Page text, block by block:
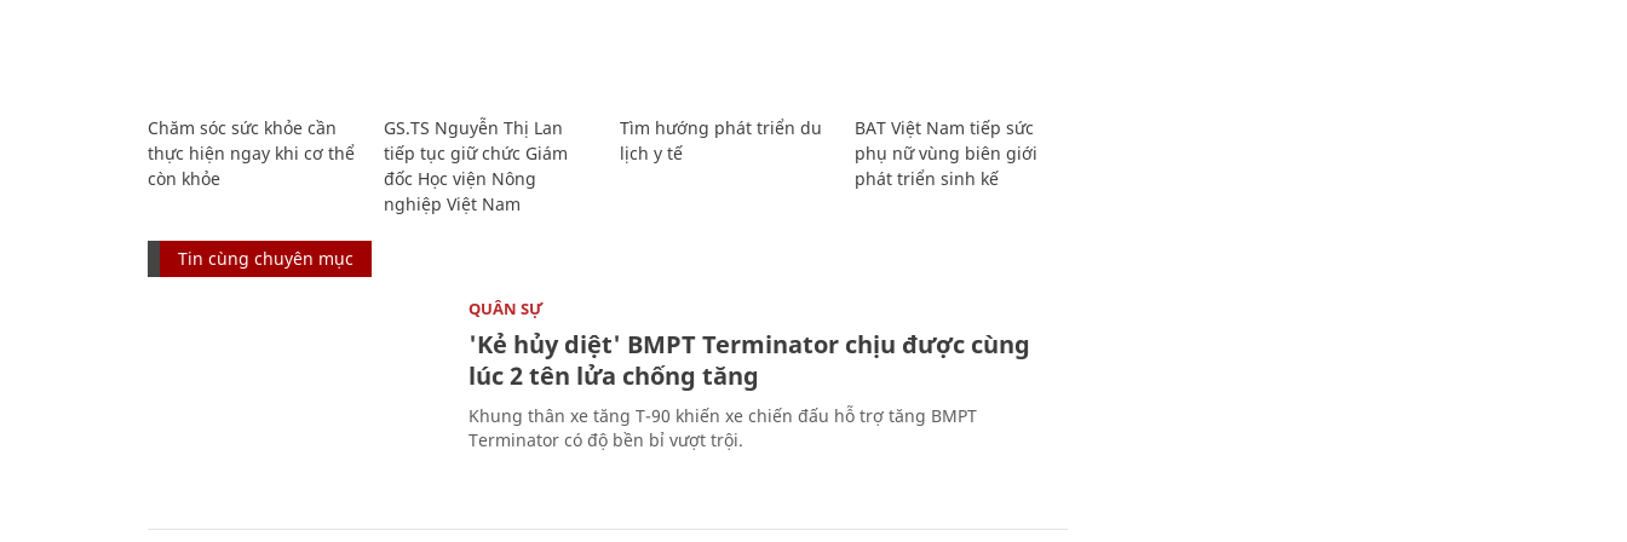
Chăm sóc sức khỏe cần
thực hiện ngay khi cơ thể
còn khỏe
GS.TS Nguyễn Thị Lan
tiếp tục giữ chức Giám
đốc Học viện Nông
nghiệp Việt Nam
Tìm hướng phát triển du
lịch y tế
BAT Việt Nam tiếp sức
phụ nữ vùng biên giới
phát triển sinh kế
Tin cùng chuyên mục
QUÂN SỰ
'Kẻ hủy diệt' BMPT Terminator chịu được cùng
lúc 2 tên lửa chống tăng
Khung thân xe tăng T-90 khiến xe chiến đấu hỗ trợ tăng BMPT
Terminator có độ bền bỉ vượt trội.